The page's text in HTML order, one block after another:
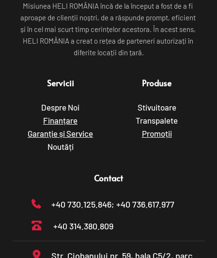
Misiunea HELI ROMÂNIA încă de la început a fost de a fi
aproape de clienții noștri, de a răspunde prompt, eficient
și în cel mai scurt timp cerințelor acestora. În acest sens,
HELI ROMÂNIA a creat o rețea de parteneri autorizați în
diferite locații din țară.
Servicii
Despre Noi
Finanțare
Garanție și Service
Noutăți
Produse
Stivuitoare
Transpalete
Promoții
Contact
+40 730.125.846; +40 736.617.977
+40 314.380.809
Str. Ciobanului nr. 59, hala C5/2, parc